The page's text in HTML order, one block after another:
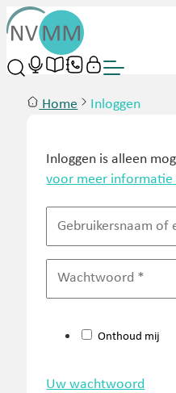
Home Inloggen
Inloggen is alleen
voor meer informatie
Onthoud mij
Uw wachtwoord